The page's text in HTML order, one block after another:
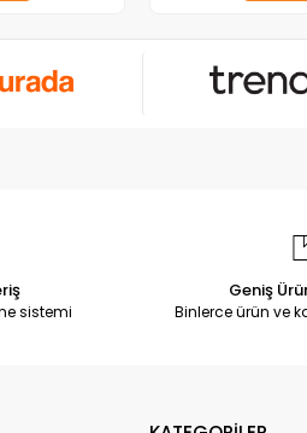
sistemi
Geniş
Binlerce ürün ve